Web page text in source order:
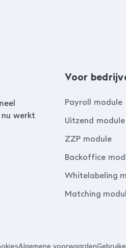
werkt
Voor
Payroll module
Uitzend module
ZZP module
Backoffice
Whitelabeling
Matching
Algemene voorwaarden